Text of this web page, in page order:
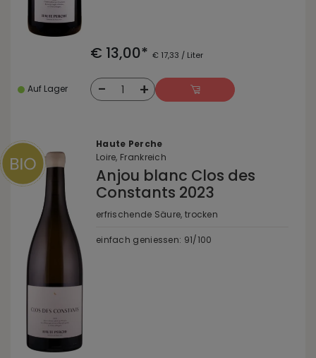
€ 13,00* € 17,33 / Liter
Auf Lager - 1 +
Haute Perche
Loire, Frankreich
Anjou blanc Clos des
Constants 2023
erfrischende Säure, trocken
einfach geniessen: 91/100